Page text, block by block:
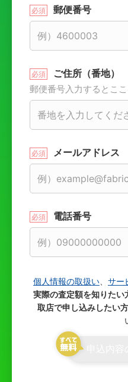
郵便番号
ご住所（番地）
郵便番号入力するとこ
メールアドレス
電話番号
個人情報の取扱い サー
実際の査定額を知りた
取店で申し込みしたい方